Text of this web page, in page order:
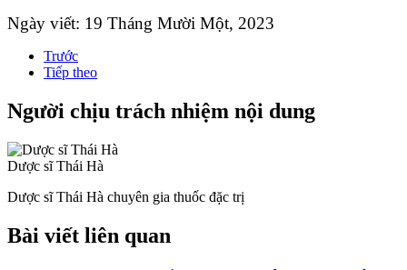
Ngày viết: 19 Tháng Mười Một, 2023
Trước
Tiếp theo
Người chịu trách nhiệm nội dung
Dược sĩ Thái Hà
Dược sĩ Thái Hà chuyên gia thuốc đặc trị
Bài viết liên quan